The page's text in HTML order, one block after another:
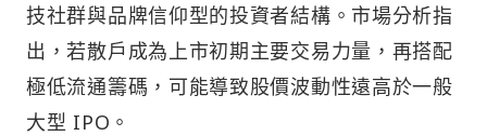
技社群與品牌信仰型的投資者結構。市場分析指
出，若散戶成為上市初期主要交易力量，再搭配
極低流通籌碼，可能導致股價波動性遠高於一般
大型 IPO。